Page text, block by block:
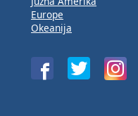
Europe
Okeanija